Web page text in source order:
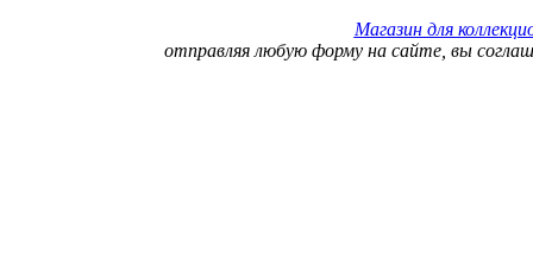
Магазин для
отправляя любую форму на сайте, вы